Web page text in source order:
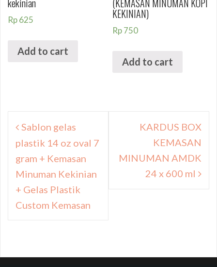
kekinian
Rp625
Add to cart
(KEMASAN MINUMAN KOPI
KEKINIAN)
Rp750
Add to cart
Navigasi
posSablon gelas
plastik 14 oz oval 7
gram + Kemasan
Minuman Kekinian
+ Gelas Plastik
Custom Kemasan
KARDUS BOX
KEMASAN
MINUMAN AMDK
24 x 600 ml